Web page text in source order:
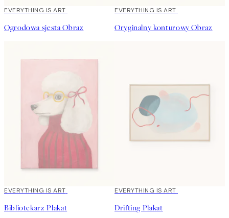
EVERYTHING IS ART
Ogrodowa sjesta Obraz
EVERYTHING IS ART
Oryginalny konturowy Obraz
EVERYTHING IS ART
Bibliotekarz Plakat
EVERYTHING IS ART
Drifting Plakat